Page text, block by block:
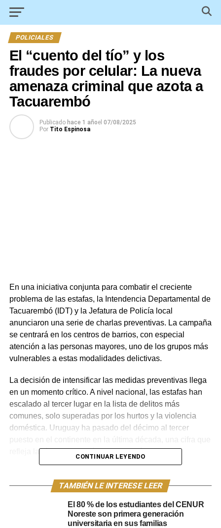
POLICIALES
El “cuento del tío” y los
fraudes por celular: La nueva
amenaza criminal que azota a
Tacuarembó
Publicado hace 1 añoel 07/08/2025
Por Tito Espinosa
En una iniciativa conjunta para combatir el creciente
problema de las estafas, la Intendencia Departamental de
Tacuarembó (IDT) y la Jefatura de Policía local
anunciaron una serie de charlas preventivas. La campaña
se centrará en los centros de barrios, con especial
atención a las personas mayores, uno de los grupos más
vulnerables a estas modalidades delictivas.
La decisión de intensificar las medidas preventivas llega
en un momento crítico. A nivel nacional, las estafas han
escalado al tercer lugar en la lista de delitos más
comunes, solo superadas por los hurtos y la violencia
doméstica. Uruguay ha pasado del décimo al tercer
refleja la rápida evolución de estos crímenes.
Un enfoque en la prevención
comunitaria
Durante una conferencia de prensa en el hall de la IDT, el
CONTINUAR LEYENDO
TAMBIÉN LE INTERESE LEER
El 80 % de los estudiantes del CENUR
Noreste son primera generación
universitaria en sus familias